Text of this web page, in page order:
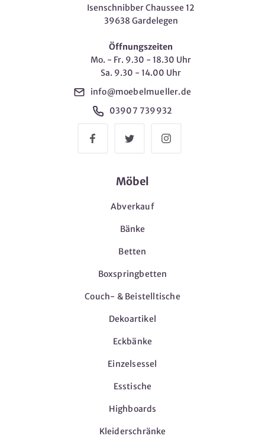
Isenschnibber Chaussee 12
39638 Gardelegen
Öffnungszeiten
Mo. - Fr. 9.30 - 18.30 Uhr
Sa. 9.30 - 14.00 Uhr
info@moebelmueller.de
03907 739932
Möbel
Abverkauf
Bänke
Betten
Boxspringbetten
Couch- & Beistelltische
Dekoartikel
Eckbänke
Einzelsessel
Esstische
Highboards
Kleiderschränke